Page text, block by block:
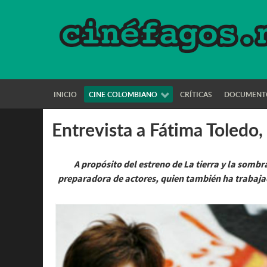
INICIO CINE COLOMBIANO CRÍTICAS
Entrevista a Fátima
A propósito del estreno de La tierra y la
preparadora de actores, quien también ha